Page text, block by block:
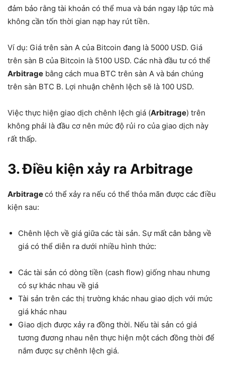
đảm bảo rằng tài khoản có thể mua và bán ngay lập tức mà
không cần tốn thời gian nạp hay rút tiền.
Ví dụ: Giá trên sàn A của Bitcoin đang là 5000 USD. Giá
trên sàn B của Bitcoin là 5100 USD. Các nhà đầu tư có thể
Arbitrage bằng cách mua BTC trên sàn A và bán chúng
trên sàn BTC B. Lợi nhuận chênh lệch sẽ là 100 USD.
Việc thực hiện giao dịch chênh lệch giá (Arbitrage) trên
không phải là đầu cơ nên mức độ rủi ro của giao dịch này
rất thấp.
3. Điều kiện xảy ra Arbitrage
Arbitragecó thể xảy ra nếu có thể thỏa mãn được các điều
kiện sau:
Chênh lệch về giá giữa các tài sản. Sự mất cân bằng về
giá có thể diễn ra dưới nhiều hình thức:
Các tài sản có dòng tiền (cash flow) giống nhau nhưng
có sự khác nhau về giá
Tài sản trên các thị trường khác nhau giao dịch với mức
giá khác nhau
Giao dịch được xảy ra đồng thời. Nếu tài sản có giá
tương đương nhau nên thực hiện một cách đồng thời để
nắm được sự chênh lệch giá.